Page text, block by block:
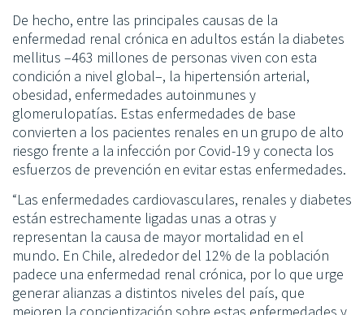
De hecho, entre las principales causas de la
enfermedad renal crónica en adultos están la diabetes
mellitus –463 millones de personas viven con esta
condición a nivel global–, la hipertensión arterial,
obesidad, enfermedades autoinmunes y
glomerulopatías. Estas enfermedades de base
convierten a los pacientes renales en un grupo de alto
riesgo frente a la infección por Covid-19 y conecta los
esfuerzos de prevención en evitar estas enfermedades.
“Las enfermedades cardiovasculares, renales y diabetes
están estrechamente ligadas unas a otras y
representan la causa de mayor mortalidad en el
mundo. En Chile, alrededor del 12% de la población
padece una enfermedad renal crónica, por lo que urge
generar alianzas a distintos niveles del país, que